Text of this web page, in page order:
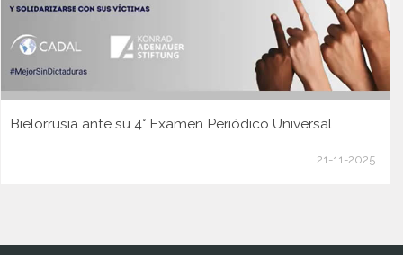
Bielorrusia ante su 4° Examen Periódico Universal
21-11-2025